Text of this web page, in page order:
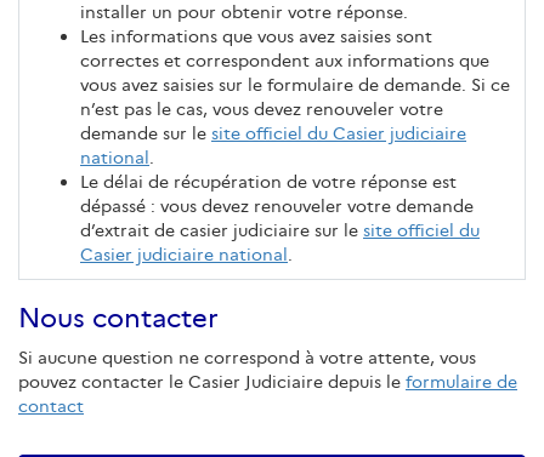
installer un pour obtenir votre réponse.
Les informations que vous avez saisies sont
correctes et correspondent aux informations que
vous avez saisies sur le formulaire de demande. Si ce
n’est pas le cas, vous devez renouveler votre
demande sur le site officiel du Casier judiciaire
national.
Le délai de récupération de votre réponse est
dépassé : vous devez renouveler votre demande
d’extrait de casier judiciaire sur le site officiel du
Casier judiciaire national.
Nous contacter
Si aucune question ne correspond à votre attente, vous
pouvez contacter le Casier Judiciaire depuis le formulaire de
contact